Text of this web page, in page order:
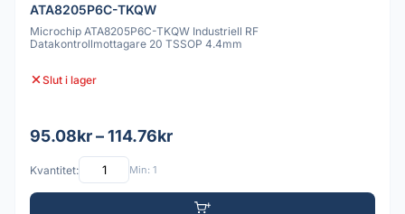
ATA8205P6C-TKQW
Microchip ATA8205P6C-TKQW Industriell RF
Datakontrollmottagare 20 TSSOP 4.4mm
Slut i lager
95.08kr – 114.76kr
Kvantitet: Min: 1